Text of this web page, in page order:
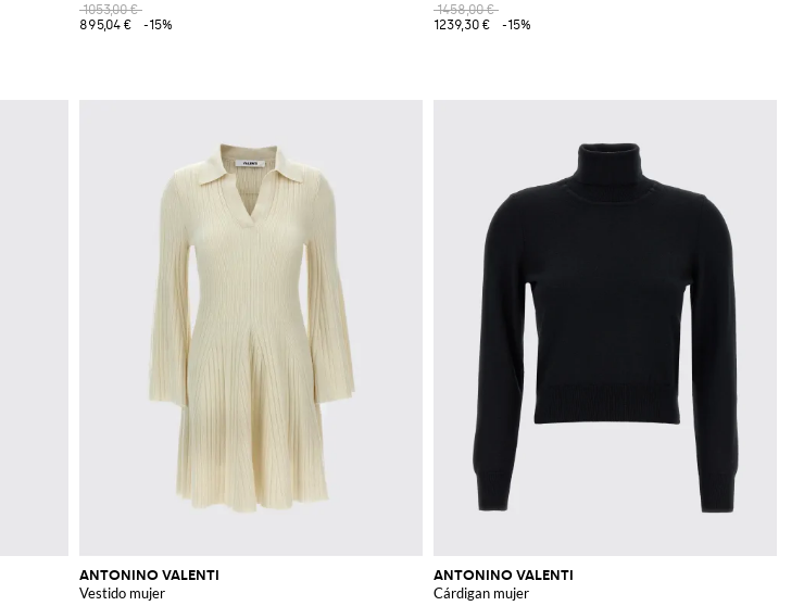
1053,00 €
895,04 €
-15%
1458,00 €
1239,30 €
-15%
ANTONINO VALENTI
Vestido mujer
ANTONINO VALENTI
Cárdigan mujer